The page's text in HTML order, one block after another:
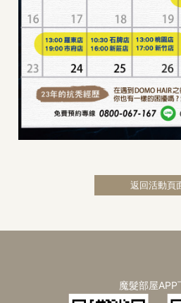
返回活動頁
魔髮部屋APP